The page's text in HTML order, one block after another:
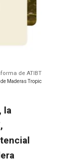
de ATIBT
Maderas Tropic
la